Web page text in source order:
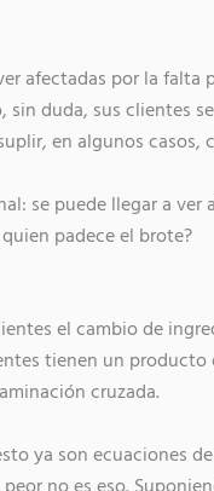
afectadas por la
sin duda, sus clientes
en algunos
se puede llegar a
padece el brote?
el cambio de
tienen un
cruzada.
ya son ecuaciones